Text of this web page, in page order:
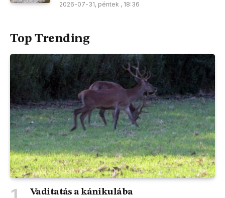
2026-07-31, péntek , 18:36
Top Trending
Vaditatás a kánikulába